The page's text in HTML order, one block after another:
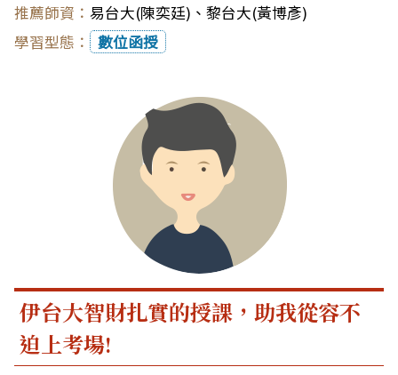
易台大(陳奕廷) 、 黎台大(黃博彥)
數位函授
伊台大智財扎實的授課，助我從容不
迫上考場!